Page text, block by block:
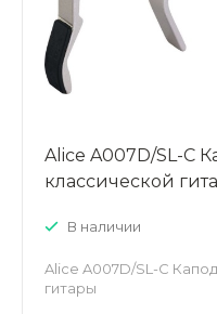
Alice A007D/SL-C
классической
В наличии
Alice A007D/SL-C
гитары